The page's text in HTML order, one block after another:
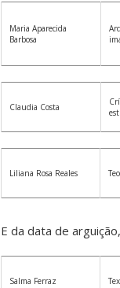
Maria Aparecida
Barbosa
Claudia Costa
Liliana Rosa Reales
E da data de
Salma Ferraz